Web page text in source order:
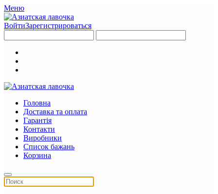
Меню
ВойтиЗарегистрироваться
Головна
Доставка та оплата
Гарантія
Контакти
Виробники
Список бажань
Корзина